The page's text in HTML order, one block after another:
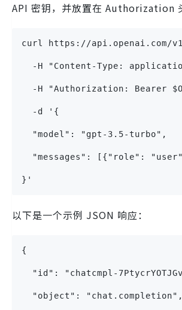
API 密钥，并放置在 Authorization
curl https://api.openai.com/
-H "Content-Type:
-H "Authorization: Bearer
  -d '{
  "model": "gpt-3.5-turbo",
"messages": [{"role":
}'
以下是一个示例 JSON 响应：
{
"id": "chatcmpl-
  "object": "chat.completion",